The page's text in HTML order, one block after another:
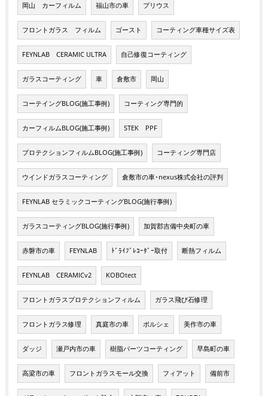
岡山 カーフィルム 福山市の車 プリウス
フロントガラス フィルム ゴースト コーティング車種サイズ表
FEYNLAB CERAMIC ULTRA 自己修復コーティング
ガラスコーティング 車 倉敷市 岡山
コーテイングBLOG(施工事例) コーティング専門的
カーフィルムBLOG(施工事例) STEK PPF
プロテクションフィルムBLOG(施工事例) コーティング専門店
ウインドガラスコーティング 倉敷市の車･nexus株式会社の評判
FEYNLAB セラミックコーティングBLOG(施行事例)
ガラスコーティングBLOG(施行事例) 加賀郡吉備中央町の車
赤磐市の車 FEYNLAB ﾄﾞﾗｲﾌﾞﾚｺｰﾀﾞｰ取付 断熱フィルム
FEYNLAB CERAMICv2 KOBOtect
フロントガラスプロテクションフィルム ガラス飛び石修理
フロントガラス修理 真庭市の車 ポルシェ 美作市の車
ダッジ 瀬戸内市の車 樹脂パーツコーティング 早島町の車
高梁市の車 フロントガラスモール交換 フィアット 備前市